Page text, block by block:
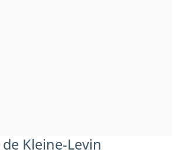
Kleine-Levin